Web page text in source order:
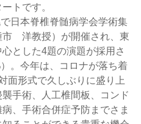
トです。
日本脊椎脊髄病学会学術集
市 洋教授）が開催され、東
とした4題の演題が採用さ
。今年は、コロナが落ち着
面形式で久しぶりに盛り上
手術、人工椎間板、コンド
、手術合併症予防までさま